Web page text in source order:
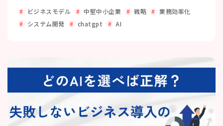
ビジネスモデル 中堅中小企業 戦略
業務効率化
システム開発
chatgpt AI